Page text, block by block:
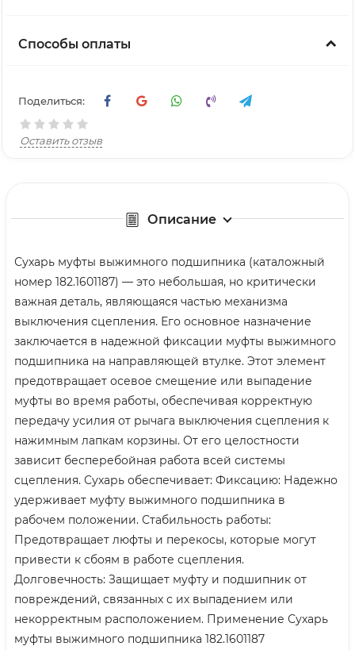
Способы оплаты
Поделиться:
Оставить отзыв
Описание
Сухарь муфты выжимного подшипника (каталожный
номер 182.1601187) — это небольшая, но критически
важная деталь, являющаяся частью механизма
выключения сцепления. Его основное назначение
заключается в надежной фиксации муфты выжимного
подшипника на направляющей втулке. Этот элемент
предотвращает осевое смещение или выпадение
муфты во время работы, обеспечивая корректную
передачу усилия от рычага выключения сцепления к
нажимным лапкам корзины. От его целостности
зависит бесперебойная работа всей системы
сцепления. Сухарь обеспечивает: Фиксацию: Надежно
удерживает муфту выжимного подшипника в
рабочем положении. Стабильность работы:
Предотвращает люфты и перекосы, которые могут
привести к сбоям в работе сцепления.
Долговечность: Защищает муфту и подшипник от
повреждений, связанных с их выпадением или
некорректным расположением. Применение Сухарь
муфты выжимного подшипника 182.1601187